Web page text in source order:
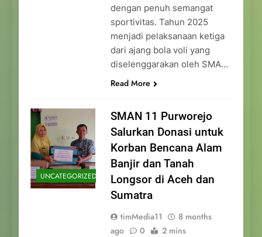
dengan penuh semangat
sportivitas. Tahun 2025
menjadi pelaksanaan ketiga
dari ajang bola voli yang
diselenggarakan oleh SMA…
Read More
UNCATEGORIZED
SMAN 11 Purworejo
Salurkan Donasi untuk
Korban Bencana Alam
Banjir dan Tanah
Longsor di Aceh dan
Sumatra
timMedia11
8 months
ago
0 2 mins